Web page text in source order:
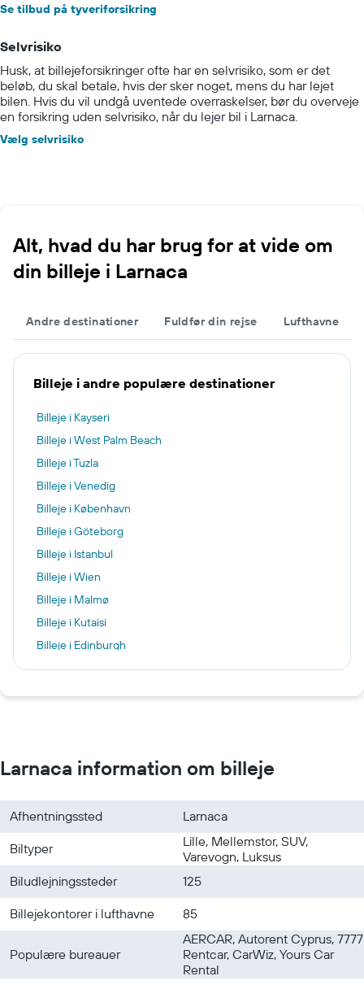
Se tilbud på tyveriforsikring
Selvrisiko
Husk, at billejeforsikringer ofte har en selvrisiko, som er det
beløb, du skal betale, hvis der sker noget, mens du har lejet
bilen. Hvis du vil undgå uventede overraskelser, bør du overveje
en forsikring uden selvrisiko, når du lejer bil i Larnaca.
Vælg selvrisiko
Alt, hvad du har brug for at vide om
din billeje i Larnaca
Andre destinationer Fuldfør din rejse Lufthavne
Billeje i andre populære destinationer
Billeje i Kayseri
Billeje i West Palm Beach
Billeje i Tuzla
Billeje i Venedig
Billeje i København
Billeje i Göteborg
Billeje i Istanbul
Billeje i Wien
Billeje i Malmø
Billeje i Kutaisi
Billeje i Edinburgh
Billeje i Eindhoven
Larnaca information om billeje
Afhentningssted
Larnaca
Biltyper
Lille, Mellemstor, SUV,
Varevogn, Luksus
Biludlejningssteder
125
Billejekontorer i lufthavne
85
Populære bureauer
AERCAR, Autorent Cyprus, 7777
Rentcar, CarWiz, Yours Car
Rental